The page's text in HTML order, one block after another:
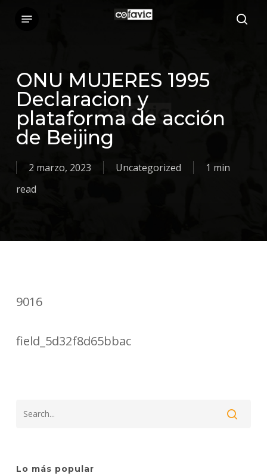
content
ONU MUJERES 1995
Declaracion y
plataforma de acción
de Beijing
2 marzo, 2023 Uncategorized
1 min
read
9016
field_5d32f8d65bbac
Lo más popular